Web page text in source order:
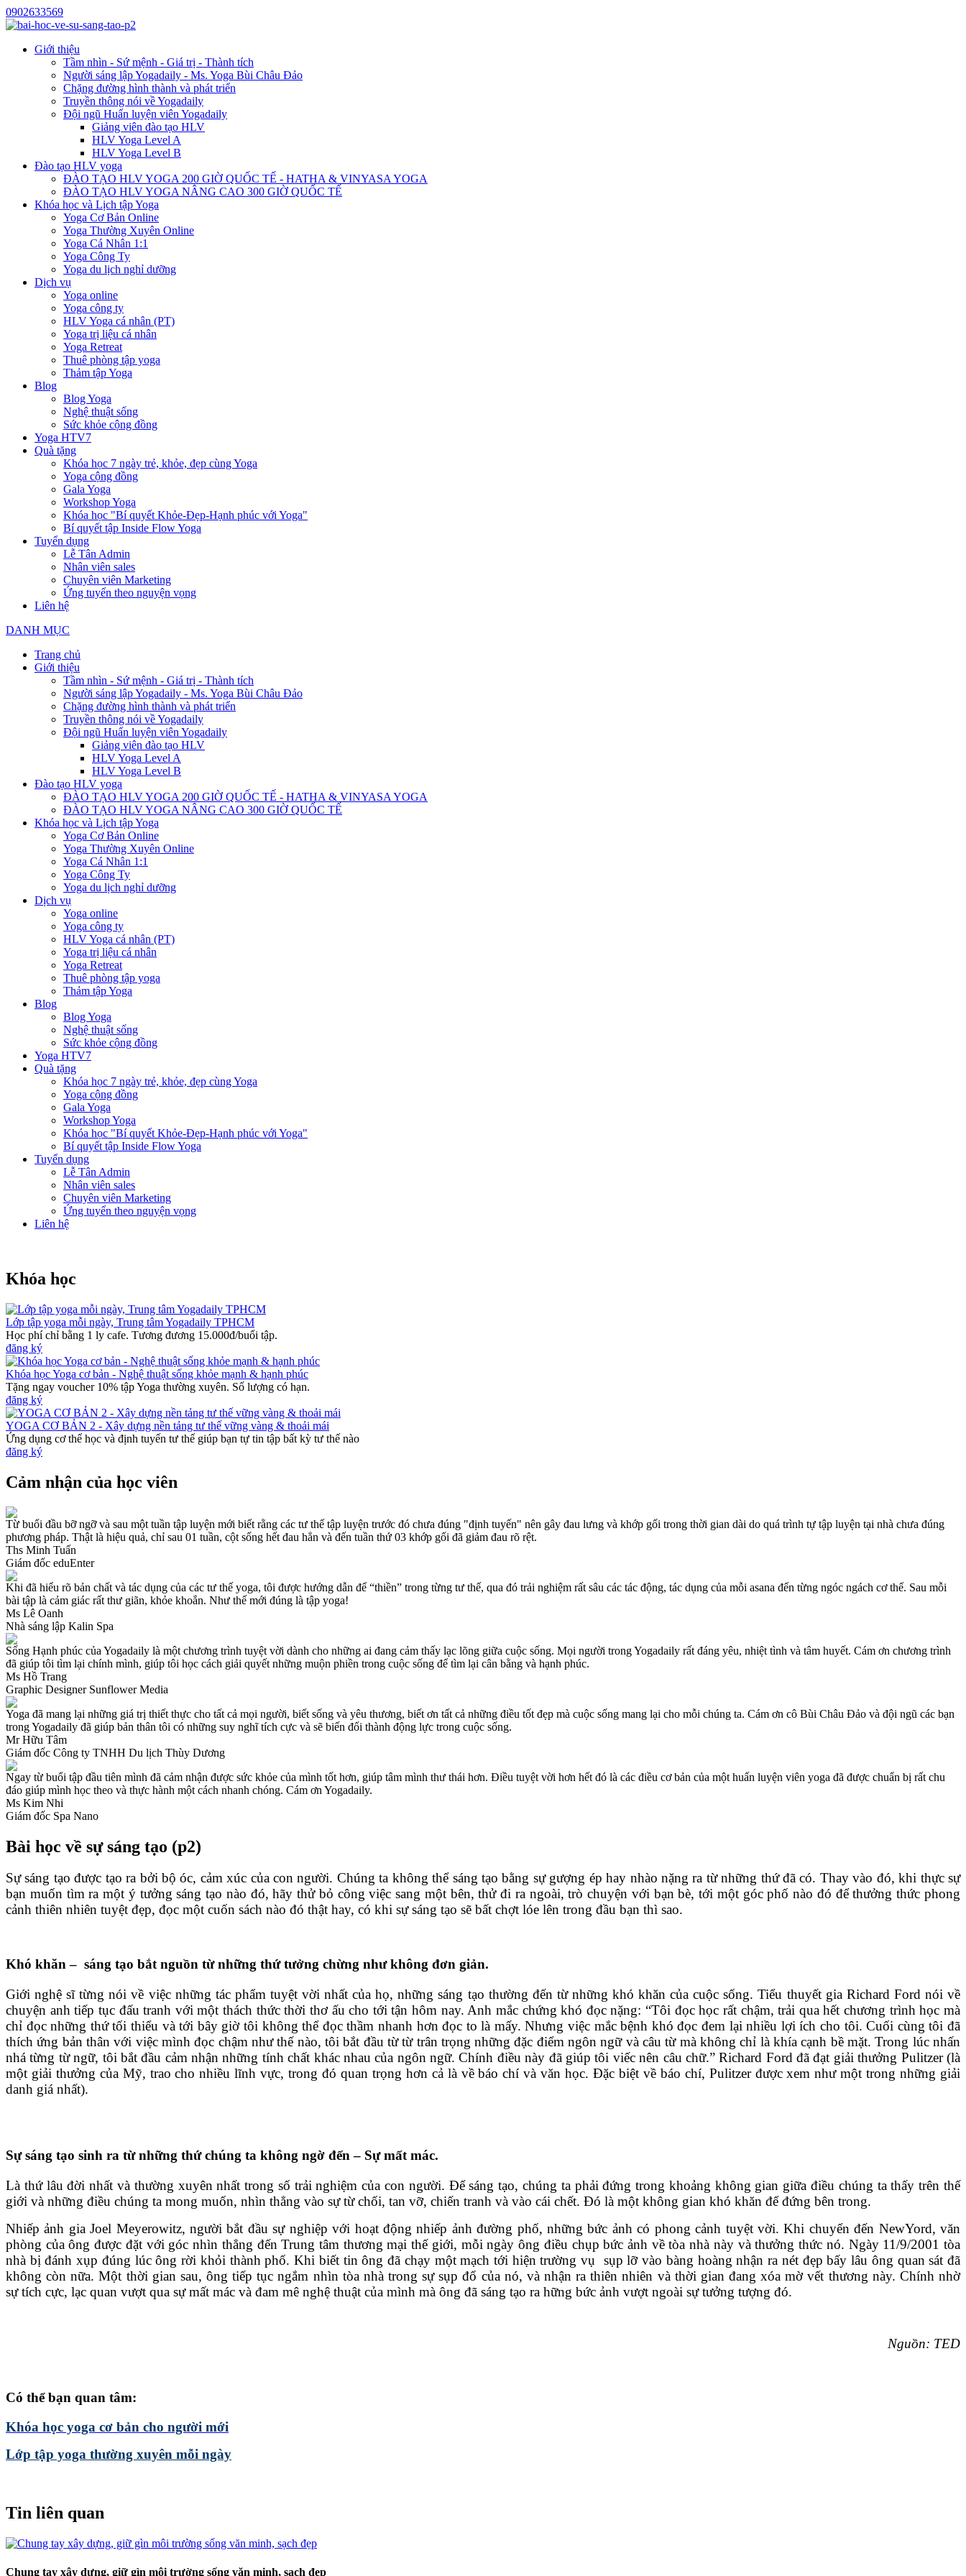
0902633569
Giới thiệu
Tầm nhìn - Sứ mệnh - Giá trị - Thành tích
Người sáng lập Yogadaily - Ms. Yoga Bùi Châu Đảo
Chặng đường hình thành và phát triển
Truyền thông nói về Yogadaily
Đội ngũ Huấn luyện viên Yogadaily
Giảng viên đào tạo HLV
HLV Yoga Level A
HLV Yoga Level B
Đào tạo HLV yoga
ĐÀO TẠO HLV YOGA 200 GIỜ QUỐC TẾ - HATHA & VINYASA YOGA
ĐÀO TẠO HLV YOGA NÂNG CAO 300 GIỜ QUỐC TẾ
Khóa học và Lịch tập Yoga
Yoga Cơ Bản Online
Yoga Thường Xuyên Online
Yoga Cá Nhân 1:1
Yoga Công Ty
Yoga du lịch nghỉ dưỡng
Dịch vụ
Yoga online
Yoga công ty
HLV Yoga cá nhân (PT)
Yoga trị liệu cá nhân
Yoga Retreat
Thuê phòng tập yoga
Thảm tập Yoga
Blog
Blog Yoga
Nghệ thuật sống
Sức khỏe cộng đồng
Yoga HTV7
Quà tặng
Khóa học 7 ngày trẻ, khỏe, đẹp cùng Yoga
Yoga cộng đồng
Gala Yoga
Workshop Yoga
Khóa học "Bí quyết Khỏe-Đẹp-Hạnh phúc với Yoga"
Bí quyết tập Inside Flow Yoga
Tuyển dụng
Lễ Tân Admin
Nhân viên sales
Chuyên viên Marketing
Ứng tuyển theo nguyện vọng
Liên hệ
DANH MỤC
Trang chủ
Giới thiệu
Tầm nhìn - Sứ mệnh - Giá trị - Thành tích
Người sáng lập Yogadaily - Ms. Yoga Bùi Châu Đảo
Chặng đường hình thành và phát triển
Truyền thông nói về Yogadaily
Đội ngũ Huấn luyện viên Yogadaily
Giảng viên đào tạo HLV
HLV Yoga Level A
HLV Yoga Level B
Đào tạo HLV yoga
ĐÀO TẠO HLV YOGA 200 GIỜ QUỐC TẾ - HATHA & VINYASA YOGA
ĐÀO TẠO HLV YOGA NÂNG CAO 300 GIỜ QUỐC TẾ
Khóa học và Lịch tập Yoga
Yoga Cơ Bản Online
Yoga Thường Xuyên Online
Yoga Cá Nhân 1:1
Yoga Công Ty
Yoga du lịch nghỉ dưỡng
Dịch vụ
Yoga online
Yoga công ty
HLV Yoga cá nhân (PT)
Yoga trị liệu cá nhân
Yoga Retreat
Thuê phòng tập yoga
Thảm tập Yoga
Blog
Blog Yoga
Nghệ thuật sống
Sức khỏe cộng đồng
Yoga HTV7
Quà tặng
Khóa học 7 ngày trẻ, khỏe, đẹp cùng Yoga
Yoga cộng đồng
Gala Yoga
Workshop Yoga
Khóa học "Bí quyết Khỏe-Đẹp-Hạnh phúc với Yoga"
Bí quyết tập Inside Flow Yoga
Tuyển dụng
Lễ Tân Admin
Nhân viên sales
Chuyên viên Marketing
Ứng tuyển theo nguyện vọng
Liên hệ
Khóa học
Lớp tập yoga mỗi ngày, Trung tâm Yogadaily TPHCM
Học phí chỉ bằng 1 ly cafe. Tương đương 15.000đ/buổi tập.
đăng ký
Khóa học Yoga cơ bản - Nghệ thuật sống khỏe mạnh & hạnh phúc
Tặng ngay voucher 10% tập Yoga thường xuyên. Số lượng có hạn.
đăng ký
YOGA CƠ BẢN 2 - Xây dựng nền tảng tư thế vững vàng & thoải mái
Ứng dụng cơ thể học và định tuyến tư thế giúp bạn tự tin tập bất kỳ tư thế nào
đăng ký
Cảm nhận của học viên
Từ buổi đầu bỡ ngỡ và sau một tuần tập luyện mới biết rằng các tư thế tập luyện trước đó chưa đúng "định tuyến" nên gây đau lưng và khớp gối trong thời gian dài do quá trình tự tập luyện tại nhà chưa đúng
phương pháp. Thật là hiệu quả, chỉ sau 01 tuần, cột sống hết đau hẳn và đến tuần thứ 03 khớp gối đã giảm đau rõ rệt.
Ths Minh Tuấn
Giám đốc eduEnter
Khi đã hiểu rõ bản chất và tác dụng của các tư thế yoga, tôi được hướng dẫn để “thiền” trong từng tư thế, qua đó trải nghiệm rất sâu các tác động, tác dụng của mỗi asana đến từng ngóc ngách cơ thể. Sau mỗi
bài tập là cảm giác rất thư giãn, khỏe khoắn. Như thế mới đúng là tập yoga!
Ms Lê Oanh
Nhà sáng lập Kalin Spa
Sống Hạnh phúc của Yogadaily là một chương trình tuyệt vời dành cho những ai đang cảm thấy lạc lõng giữa cuộc sống. Mọi người trong Yogadaily rất đáng yêu, nhiệt tình và tâm huyết. Cám ơn chương trình
đã giúp tôi tìm lại chính mình, giúp tôi học cách giải quyết những muộn phiền trong cuộc sống để tìm lại cân bằng và hạnh phúc.
Ms Hồ Trang
Graphic Designer Sunflower Media
Yoga đã mang lại những giá trị thiết thực cho tất cả mọi người, biết sống và yêu thương, biết ơn tất cả những điều tốt đẹp mà cuộc sống mang lại cho mỗi chúng ta. Cám ơn cô Bùi Châu Đảo và đội ngũ các bạn
trong Yogadaily đã giúp bản thân tôi có những suy nghĩ tích cực và sẽ biến đổi thành động lực trong cuộc sống.
Mr Hữu Tâm
Giám đốc Công ty TNHH Du lịch Thùy Dương
Ngay từ buổi tập đầu tiên mình đã cảm nhận được sức khỏe của mình tốt hơn, giúp tâm mình thư thái hơn. Điều tuyệt vời hơn hết đó là các điều cơ bản của một huấn luyện viên yoga đã được chuẩn bị rất chu
đáo giúp mình học theo và thực hành một cách nhanh chóng. Cám ơn Yogadaily.
Ms Kim Nhi
Giám đốc Spa Nano
Bài học về sự sáng tạo (p2)
Sự sáng tạo được tạo ra bởi bộ óc, cảm xúc của con người. Chúng ta không thể sáng tạo bằng sự gượng ép hay nhào nặng ra từ những thứ đã có. Thay vào đó, khi thực sự
bạn muốn tìm ra một ý tưởng sáng tạo nào đó, hãy thử bỏ công việc sang một bên, thử đi ra ngoài, trò chuyện với bạn bè, tới một góc phố nào đó để thưởng thức phong
cảnh thiên nhiên tuyệt đẹp, đọc một cuốn sách nào đó thật hay, có khi sự sáng tạo sẽ bất chợt lóe lên trong đầu bạn thì sao.
Khó khăn – sáng tạo bắt nguồn từ những thứ tưởng chừng như không đơn giản.
Giới nghệ sĩ từng nói về việc những tác phẩm tuyệt vời nhất của họ, những sáng tạo thường đến từ những khó khăn của cuộc sống. Tiểu thuyết gia Richard Ford nói về
chuyện anh tiếp tục đấu tranh với một thách thức thời thơ ấu cho tới tận hôm nay. Anh mắc chứng khó đọc nặng: “Tôi đọc học rất chậm, trải qua hết chương trình học mà
chỉ đọc những thứ tối thiểu và tới bây giờ tôi không thể đọc thầm nhanh hơn đọc to là mấy. Nhưng việc mắc bệnh khó đọc đem lại nhiều lợi ích cho tôi. Cuối cùng tôi đã
thích ứng bản thân với việc mình đọc chậm như thế nào, tôi bắt đầu từ từ trân trọng những đặc điểm ngôn ngữ và câu từ mà không chỉ là khía cạnh bề mặt. Trong lúc nhấn
nhá từng từ ngữ, tôi bắt đầu cảm nhận những tính chất khác nhau của ngôn ngữ. Chính điều này đã giúp tôi viếc nên câu chữ.” Richard Ford đã đạt giải thưởng Pulitzer (là
một giải thưởng của Mỹ, trao cho nhiều lĩnh vực, trong đó quan trọng hơn cả là về báo chí và văn học. Đặc biệt về báo chí, Pulitzer được xem như một trong những giải
danh giá nhất).
Sự sáng tạo sinh ra từ những thứ chúng ta không ngờ đến – Sự mất mác.
Là thứ lâu đời nhất và thường xuyên nhất trong số trải nghiệm của con người. Để sáng tạo, chúng ta phải đứng trong khoảng không gian giữa điều chúng ta thấy trên thế
giới và những điều chúng ta mong muốn, nhìn thẳng vào sự từ chối, tan vỡ, chiến tranh và vào cái chết. Đó là một không gian khó khăn để đứng bên trong.
Nhiếp ảnh gia Joel Meyerowitz, người bắt đầu sự nghiệp với hoạt động nhiếp ảnh đường phố, những bức ảnh có phong cảnh tuyệt vời. Khi chuyển đến NewYord, văn
phòng của ông được đặt với góc nhìn thẳng đến Trung tâm thương mại thế giới, mỗi ngày ông điều chụp bức ảnh về tòa nhà này và thưởng thức nó. Ngày 11/9/2001 tòa
nhà bị đánh xụp đúng lúc ông rời khỏi thành phố. Khi biết tin ông đã chạy một mạch tới hiện trường vụ sụp lỡ vào bàng hoàng nhận ra nét đẹp bấy lâu ông quan sát đã
không còn nữa. Một thời gian sau, ông tiếp tục ngắm nhìn tòa nhà trong sự sụp đổ của nó, và nhận ra thiên nhiên và thời gian đang xóa mờ vết thương này. Chính nhờ
sự tích cực, lạc quan vượt qua sự mất mác và đam mê nghệ thuật của mình mà ông đã sáng tạo ra hững bức ảnh vượt ngoài sự tưởng tượng đó.
Nguồn: TED
Có thể bạn quan tâm:
Khóa học yoga cơ bản cho người mới
Lớp tập yoga thường xuyên mỗi ngày
Tin liên quan
Chung tay xây dựng, giữ gìn môi trường sống văn minh, sạch đẹp